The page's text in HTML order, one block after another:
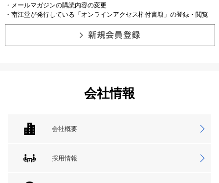
・メールマガジンの購読内容の変更
・南江堂が発行している「オンラインアクセス権付書籍」の登録・閲覧
会社情報
会社概要
採用情報